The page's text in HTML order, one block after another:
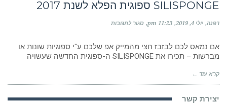
SILISPONGE ספוגית הפלא לשנת 2017
דפנה יולי 4, 2019 11:23 pm סגור לתגובותעל
בלנדר
–
הכירו
ספוגית
לשנת
אם נמאס לכם לבזבז חצי מהמייק אפ שלכם ע"י ספוגיות שונות או
מברשות – תכירו את SILISPONGE ה-ספוגית החדשה שעשויה
קרא עוד ←
יצירת קשר